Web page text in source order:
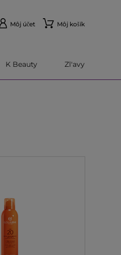
Môj účet Môj košík
K Beauty Zl'avy